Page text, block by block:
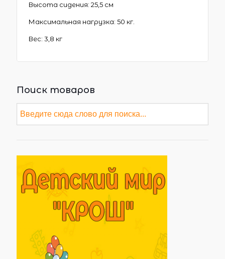
Высота сидения: 25,5 см
Максимальная нагрузка: 50 кг.
Вес: 3,8 кг
Поиск товаров